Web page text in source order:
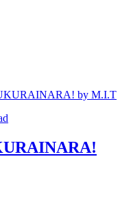
by M.I.T